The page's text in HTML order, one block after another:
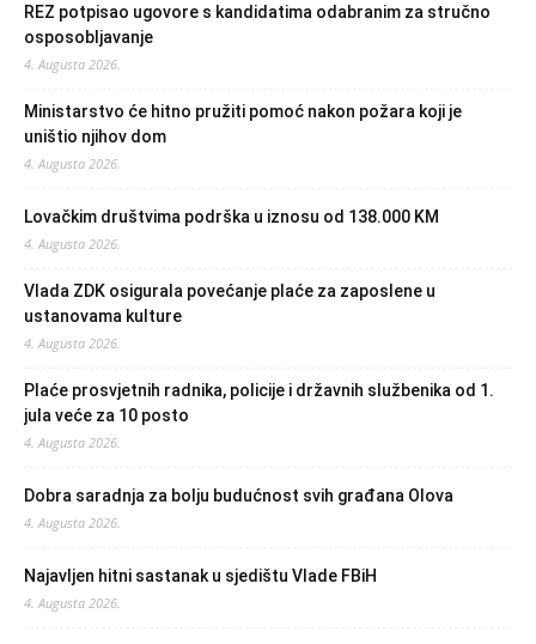
REZ potpisao ugovore s kandidatima odabranim za stručno
osposobljavanje
4. Augusta 2026.
Ministarstvo će hitno pružiti pomoć nakon požara koji je
uništio njihov dom
4. Augusta 2026.
Lovačkim društvima podrška u iznosu od 138.000 KM
4. Augusta 2026.
Vlada ZDK osigurala povećanje plaće za zaposlene u
ustanovama kulture
4. Augusta 2026.
Plaće prosvjetnih radnika, policije i državnih službenika od 1.
jula veće za 10 posto
4. Augusta 2026.
Dobra saradnja za bolju budućnost svih građana Olova
4. Augusta 2026.
Najavljen hitni sastanak u sjedištu Vlade FBiH
4. Augusta 2026.